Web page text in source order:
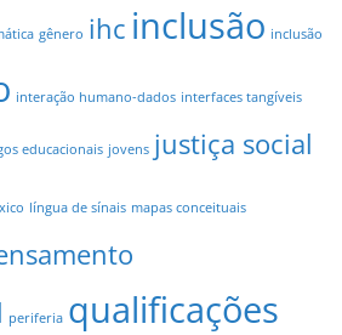
gênero ihc inclusão inclusão
interação humano-dados interfaces tangíveis
educacionais jovens justiça social
língua de sínais mapas conceituais
periferia qualificações